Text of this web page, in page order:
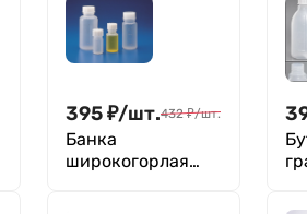
395₽/шт.432 ₽/шт.
Банка
широкогорлая